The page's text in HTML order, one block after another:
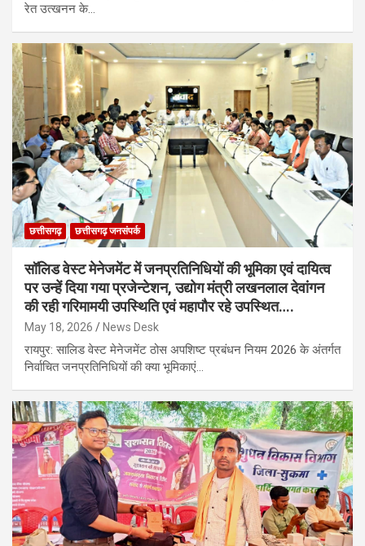
रेत उत्खनन के…
छत्तीसगढ़ छत्तीसगढ़ जनसंपर्क
सॉलिड वेस्ट मेनेजमेंट में जनप्रतिनिधियों की भूमिका एवं दायित्व
पर उन्हें दिया गया प्रजेन्टेशन, उद्योग मंत्री लखनलाल देवांगन
की रही गरिमामयी उपस्थिति एवं महापौर रहे उपस्थित….
May 18, 2026 News Desk
रायपुर: सालिड वेस्ट मेनेजमेंट ठोस अपशिष्ट प्रबंधन नियम 2026 के अंतर्गत
निर्वाचित जनप्रतिनिधियों की क्या भूमिकाएं…